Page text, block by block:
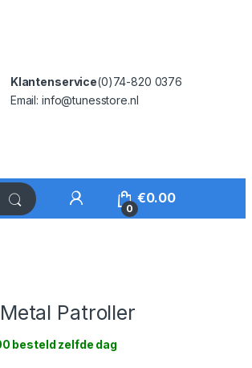
Klantenservice(0)74-820 0376
Email: info@tunesstore.nl
My Account
0
€0.00
Patroller